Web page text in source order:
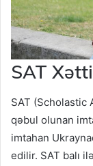
SAT
SAT (Scholastic
qəbul olunan
imtahan
edilir. SAT balı